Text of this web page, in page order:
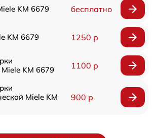
KM 6679 бесплатно
KM 6679 1250 р
KM 6679
1100 р
Miele KM
900 р